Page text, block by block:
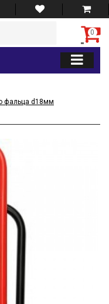
0
фальца d18мм